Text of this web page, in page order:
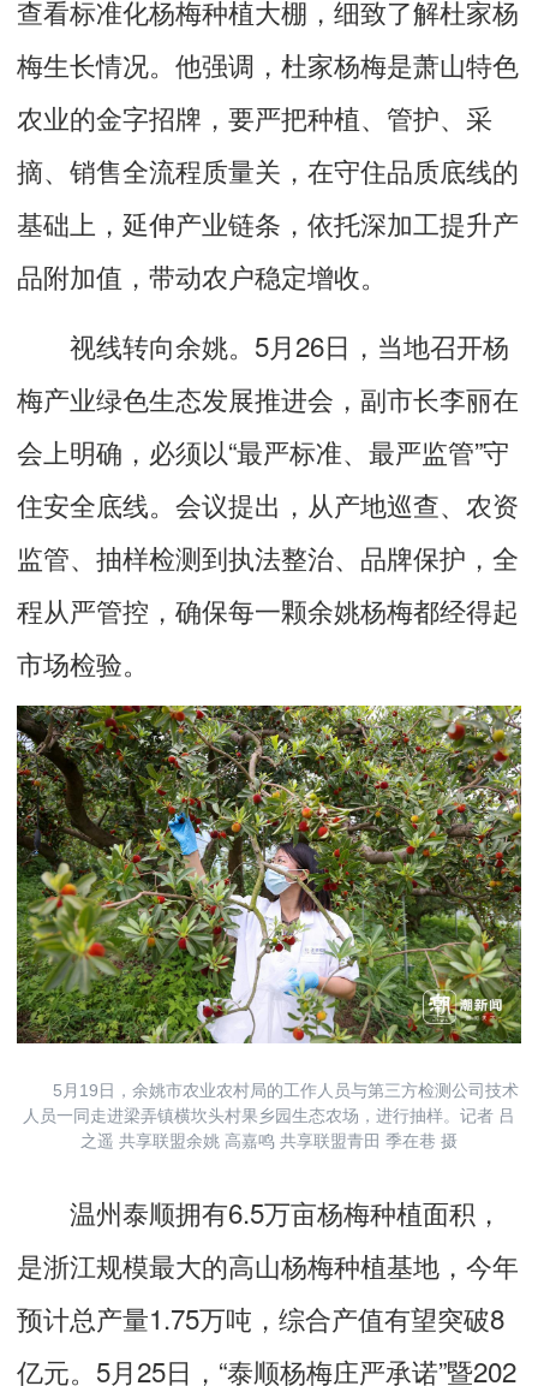
查看标准化杨梅种植大棚，细致了解杜家杨
梅生长情况。他强调，杜家杨梅是萧山特色
农业的金字招牌，要严把种植、管护、采
摘、销售全流程质量关，在守住品质底线的
基础上，延伸产业链条，依托深加工提升产
品附加值，带动农户稳定增收。
视线转向余姚。5月26日，当地召开杨
梅产业绿色生态发展推进会，副市长李丽在
会上明确，必须以“最严标准、最严监管”守
住安全底线。会议提出，从产地巡查、农资
监管、抽样检测到执法整治、品牌保护，全
程从严管控，确保每一颗余姚杨梅都经得起
市场检验。
5月19日，余姚市农业农村局的工作人员与第三方检测公司技术
人员一同走进梁弄镇横坎头村果乡园生态农场，进行抽样。记者 吕
之遥 共享联盟余姚 高嘉鸣 共享联盟青田 季在巷 摄
温州泰顺拥有6.5万亩杨梅种植面积，
是浙江规模最大的高山杨梅种植基地，今年
预计总产量1.75万吨，综合产值有望突破8
亿元。5月25日，“泰顺杨梅庄严承诺”暨202